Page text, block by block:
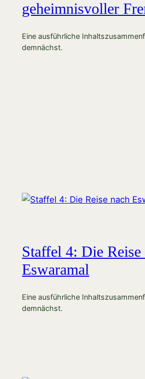
geheimnisvoller
Eine ausführliche
demnächst.
Staffel 4: Die Reise
Eswaramal
Eine ausführliche
demnächst.